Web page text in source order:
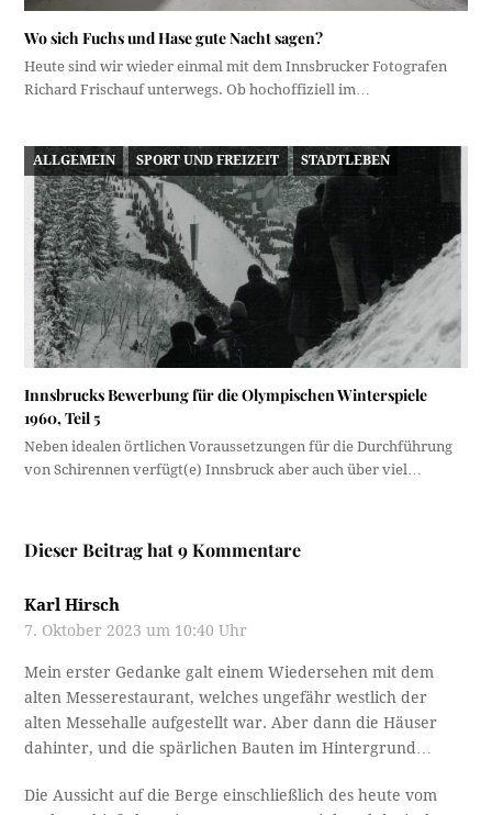
Wo sich Fuchs und Hase gute Nacht sagen?
Heute sind wir wieder einmal mit dem Innsbrucker Fotografen
Richard Frischauf unterwegs. Ob hochoffiziell im…
ALLGEMEIN SPORT UND FREIZEIT STADTLEBEN
Innsbrucks Bewerbung für die Olympischen Winterspiele
1960, Teil 5
Neben idealen örtlichen Voraussetzungen für die Durchführung
von Schirennen verfügt(e) Innsbruck aber auch über viel…
Dieser Beitrag hat 9 Kommentare
Karl Hirsch
7. Oktober 2023 um 10:40 Uhr
Mein erster Gedanke galt einem Wiedersehen mit dem
alten Messerestaurant, welches ungefähr westlich der
alten Messehalle aufgestellt war. Aber dann die Häuser
dahinter, und die spärlichen Bauten im Hintergrund…
Die Aussicht auf die Berge einschließlich des heute vom